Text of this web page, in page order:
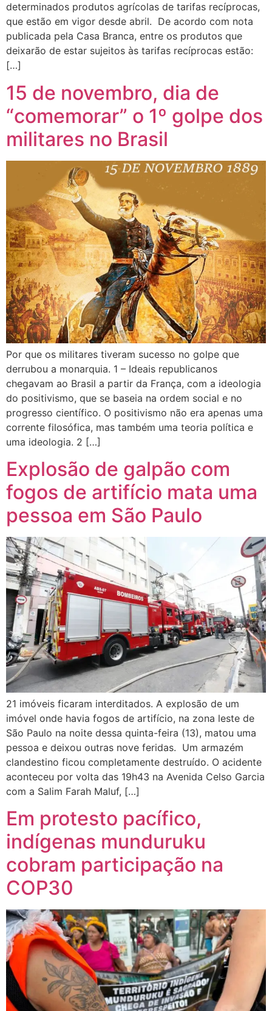
determinados produtos agrícolas de tarifas recíprocas,
que estão em vigor desde abril. De acordo com nota
publicada pela Casa Branca, entre os produtos que
deixarão de estar sujeitos às tarifas recíprocas estão:
[…]
15 de novembro, dia de
“comemorar” o 1º golpe dos
militares no Brasil
Por que os militares tiveram sucesso no golpe que
derrubou a monarquia. 1 – Ideais republicanos
chegavam ao Brasil a partir da França, com a ideologia
do positivismo, que se baseia na ordem social e no
progresso científico. O positivismo não era apenas uma
corrente filosófica, mas também uma teoria política e
uma ideologia. 2 […]
Explosão de galpão com
fogos de artifício mata uma
pessoa em São Paulo
21 imóveis ficaram interditados. A explosão de um
imóvel onde havia fogos de artifício, na zona leste de
São Paulo na noite dessa quinta-feira (13), matou uma
pessoa e deixou outras nove feridas. Um armazém
clandestino ficou completamente destruído. O acidente
aconteceu por volta das 19h43 na Avenida Celso Garcia
com a Salim Farah Maluf, […]
Em protesto pacífico,
indígenas munduruku
cobram participação na
COP30